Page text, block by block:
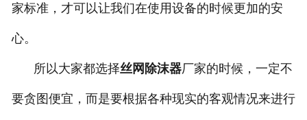
家标准，才可以让我们在使用设备的时候更加的安
心。
所以大家都选择丝网除沫器厂家的时候，一定不
要贪图便宜，而是要根据各种现实的客观情况来进行